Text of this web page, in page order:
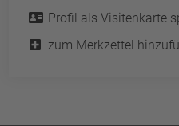
powered by
Management
Profil als Visitenkarte
zum Merkzettel